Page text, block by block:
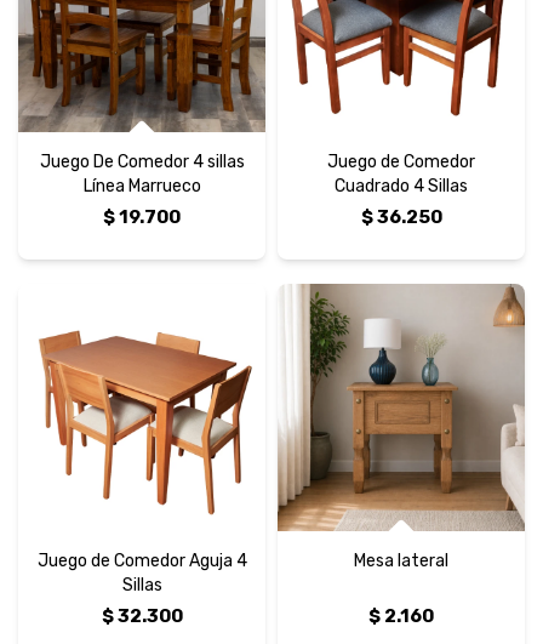
Juego De Comedor 4 sillas
Línea Marrueco
$19.700
Juego de Comedor
Cuadrado 4 Sillas
$36.250
Juego de Comedor Aguja 4
Sillas
$32.300
Mesa lateral
$ 2.160